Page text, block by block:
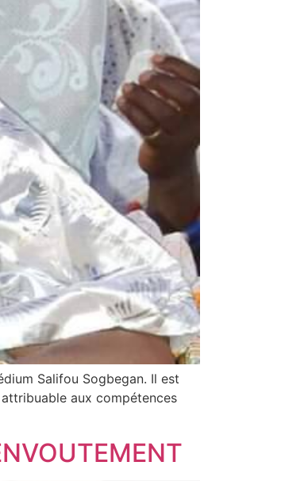
Salifou Sogbegan. Il est
aux compétences